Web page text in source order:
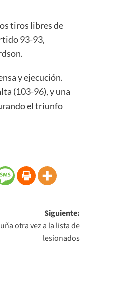
tiros libres de
93-93,
y ejecución.
(103-96), y una
el triunfo
Siguiente:
otra vez a la lista de
lesionados